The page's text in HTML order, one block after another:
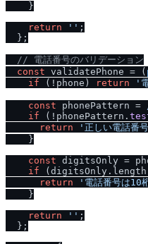
    }
return
'' ;
  };
// 電話番号のバリデーション
const validatePhone = (
if (!phone) return '
const phonePattern =
if (!phonePattern.
return
'正しい電話番
    }
const digitsOnly =
if (digitsOnly. length
return
'電話番号は10
    }
return
'' ;
  };